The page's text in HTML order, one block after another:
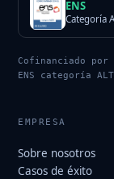
ENS
Categoría
Cofinanciado por
ENS categoría
EMPRESA
Sobre nosotros
Casos de éxito